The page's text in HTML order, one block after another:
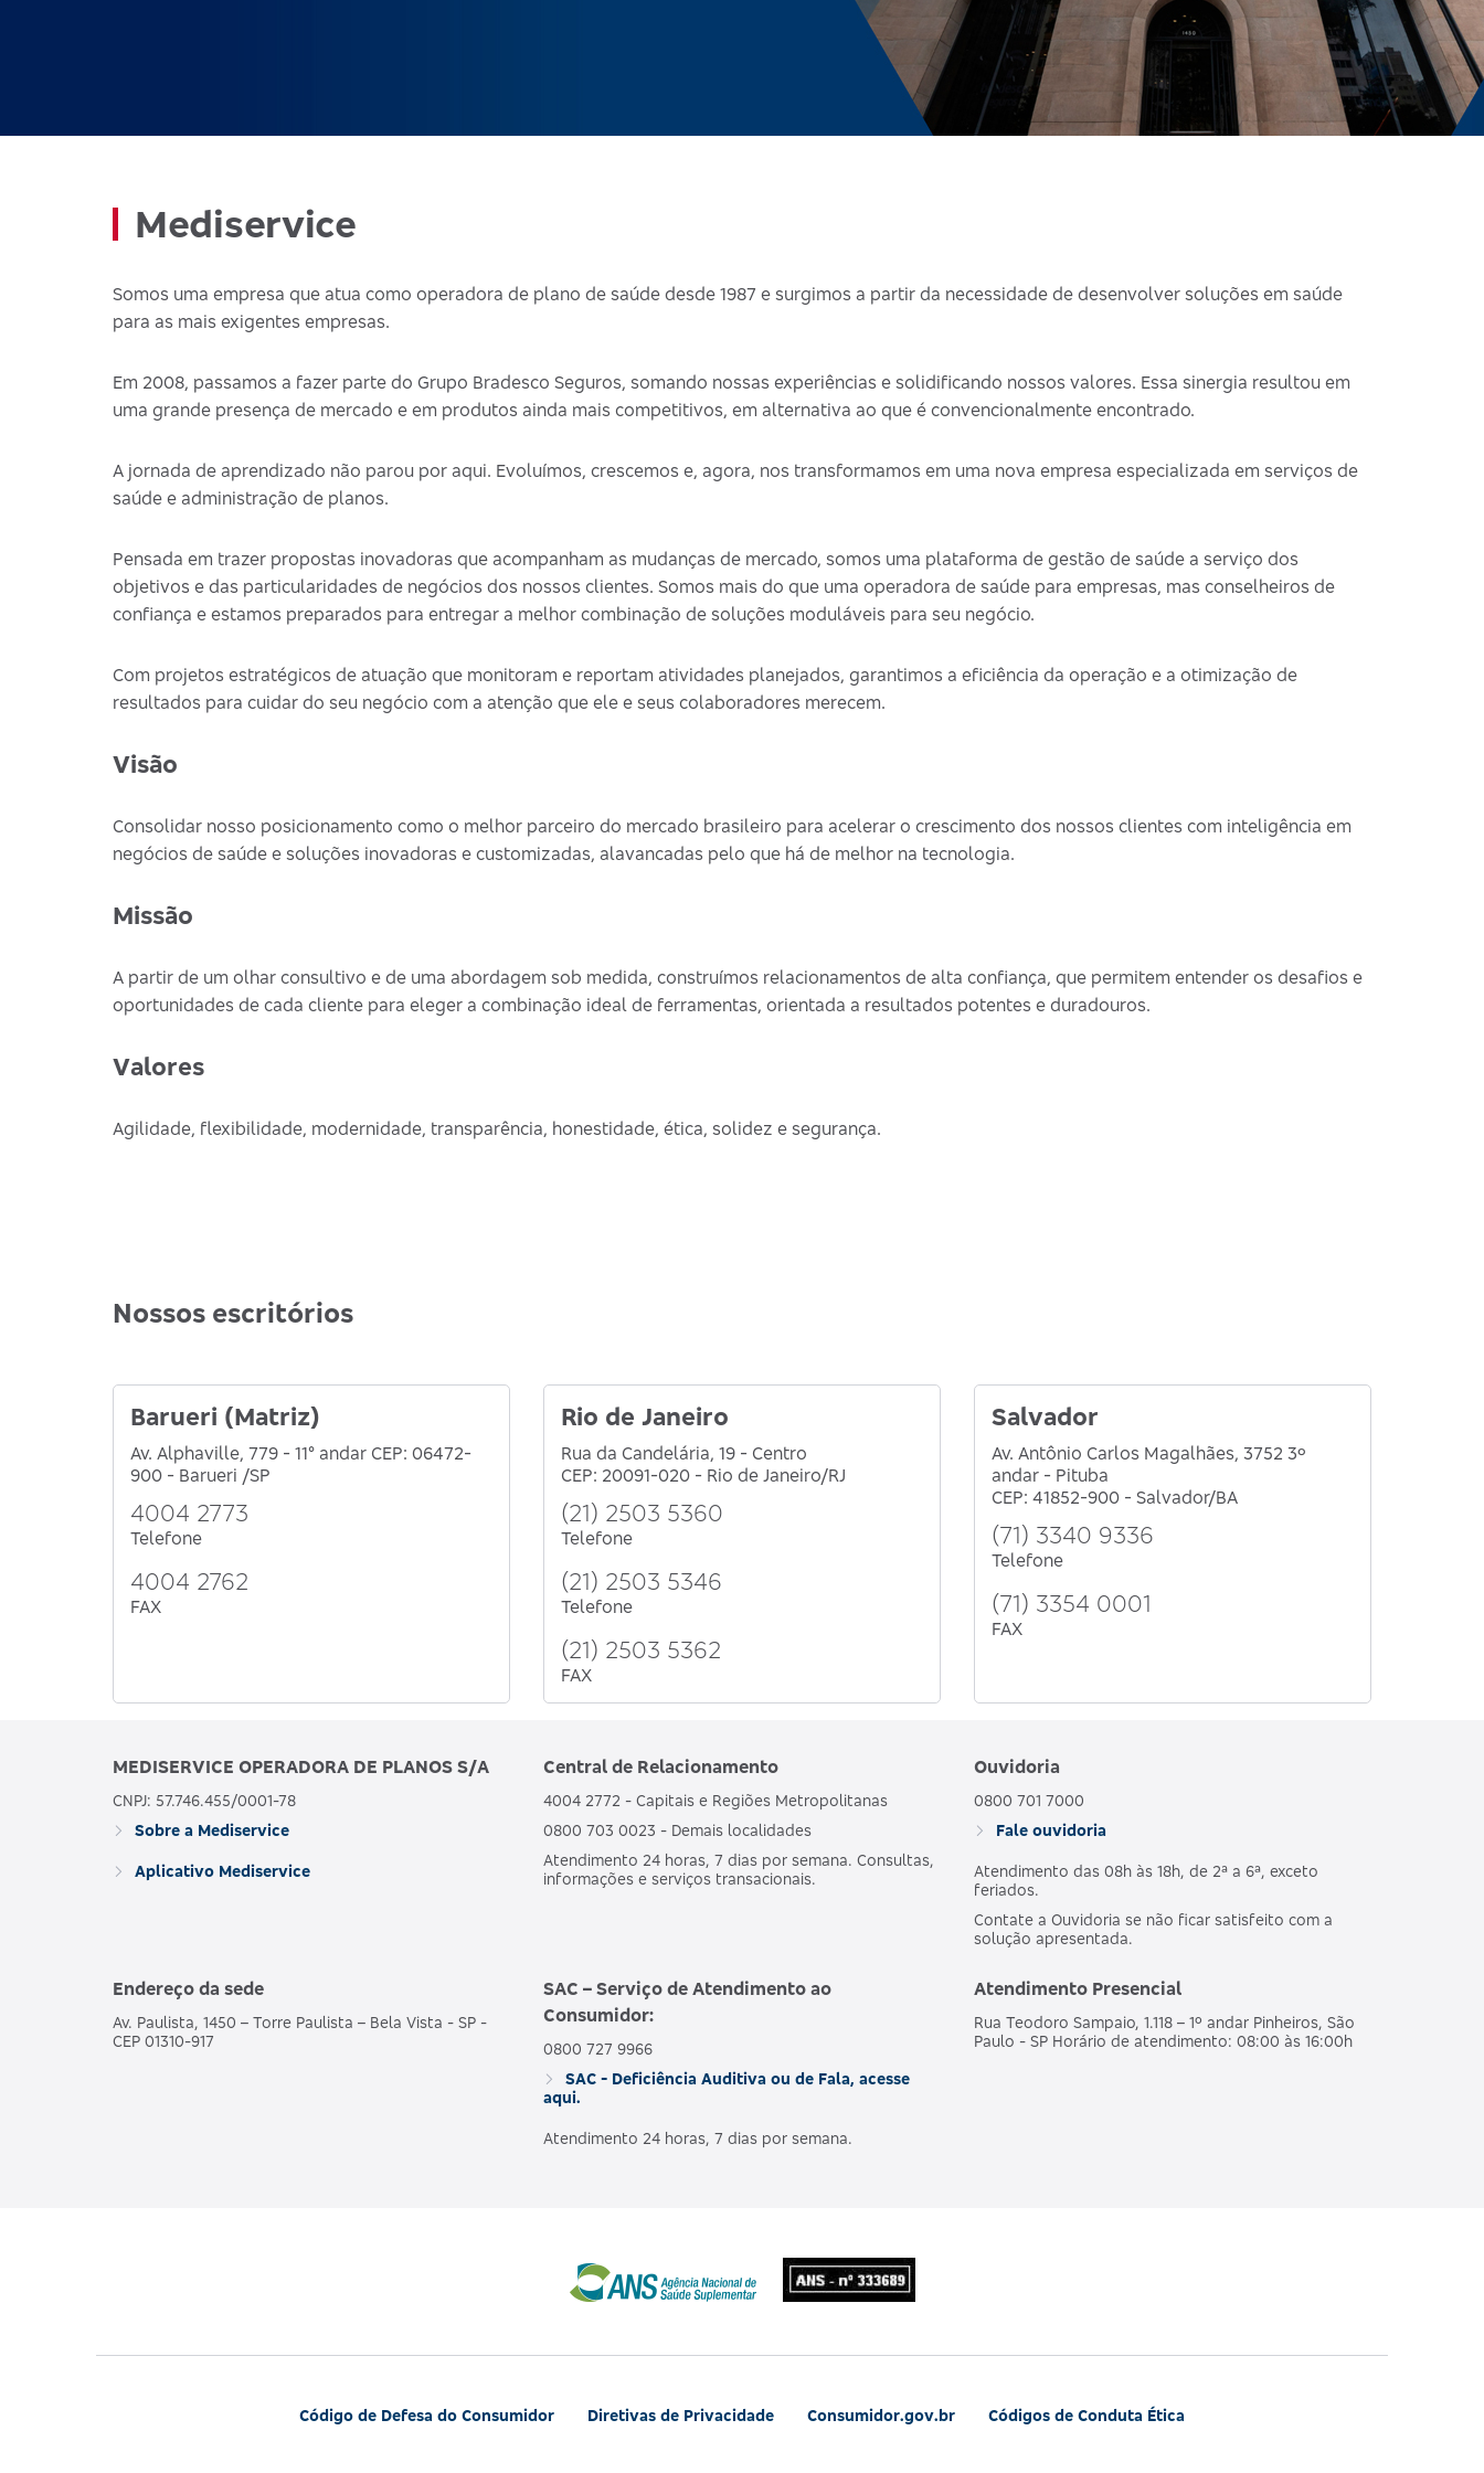
Mediservice
Somos uma empresa que atua como operadora de plano de saúde desde 1987 e surgimos a partir da necessidade de desenvolver soluções em saúde
para as mais exigentes empresas.
Em 2008, passamos a fazer parte do Grupo Bradesco Seguros, somando nossas experiências e solidificando nossos valores. Essa sinergia resultou em
uma grande presença de mercado e em produtos ainda mais competitivos, em alternativa ao que é convencionalmente encontrado.
A jornada de aprendizado não parou por aqui. Evoluímos, crescemos e, agora, nos transformamos em uma nova empresa especializada em serviços de
saúde e administração de planos.
Pensada em trazer propostas inovadoras que acompanham as mudanças de mercado, somos uma plataforma de gestão de saúde a serviço dos
objetivos e das particularidades de negócios dos nossos clientes. Somos mais do que uma operadora de saúde para empresas, mas conselheiros de
confiança e estamos preparados para entregar a melhor combinação de soluções moduláveis para seu negócio.
Com projetos estratégicos de atuação que monitoram e reportam atividades planejados, garantimos a eficiência da operação e a otimização de
resultados para cuidar do seu negócio com a atenção que ele e seus colaboradores merecem.
Visão
Consolidar nosso posicionamento como o melhor parceiro do mercado brasileiro para acelerar o crescimento dos nossos clientes com inteligência em
negócios de saúde e soluções inovadoras e customizadas, alavancadas pelo que há de melhor na tecnologia.
Missão
A partir de um olhar consultivo e de uma abordagem sob medida, construímos relacionamentos de alta confiança, que permitem entender os desafios e
oportunidades de cada cliente para eleger a combinação ideal de ferramentas, orientada a resultados potentes e duradouros.
Valores
Agilidade, flexibilidade, modernidade, transparência, honestidade, ética, solidez e segurança.
Nossos escritórios
Barueri (Matriz)
Av. Alphaville, 779 - 11° andar CEP: 06472-
900 - Barueri /SP
4004 2773
Telefone
4004 2762
FAX
Rio de Janeiro
Rua da Candelária, 19 - Centro
CEP: 20091-020 - Rio de Janeiro/RJ
(21) 2503 5360
Telefone
(21) 2503 5346
Telefone
(21) 2503 5362
FAX
Salvador
Av. Antônio Carlos Magalhães, 3752 3º
andar - Pituba
CEP: 41852-900 - Salvador/BA
(71) 3340 9336
Telefone
(71) 3354 0001
FAX
MEDISERVICE OPERADORA DE PLANOS S/A
CNPJ: 57.746.455/0001-78
Sobre a Mediservice
Aplicativo Mediservice
Central de Relacionamento
4004 2772 - Capitais e Regiões Metropolitanas
0800 703 0023 - Demais localidades
Atendimento 24 horas, 7 dias por semana. Consultas,
informações e serviços transacionais.
Ouvidoria
0800 701 7000
Fale ouvidoria
Atendimento das 08h às 18h, de 2ª a 6ª, exceto
feriados.
Contate a Ouvidoria se não ficar satisfeito com a
solução apresentada.
Endereço da sede
Av. Paulista, 1450 – Torre Paulista – Bela Vista - SP -
CEP 01310-917
SAC – Serviço de Atendimento ao
Consumidor:
0800 727 9966
SAC - Deficiência Auditiva ou de Fala, acesse
aqui.
Atendimento 24 horas, 7 dias por semana.
Atendimento Presencial
Rua Teodoro Sampaio, 1.118 – 1º andar Pinheiros, São
Paulo - SP Horário de atendimento: 08:00 às 16:00h
Código de Defesa do Consumidor Diretivas de Privacidade Consumidor.gov.br Códigos de Conduta Ética